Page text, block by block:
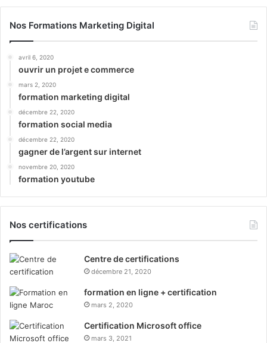
Nos Formations Marketing Digital
avril 6, 2020
ouvrir un projet e commerce
mars 2, 2020
formation marketing digital
décembre 22, 2020
formation social media
décembre 22, 2020
gagner de l’argent sur internet
novembre 20, 2020
formation youtube
Nos certifications
Centre de certifications
décembre 21, 2020
formation en ligne + certification
mars 2, 2020
Certification Microsoft office
mars 3, 2021